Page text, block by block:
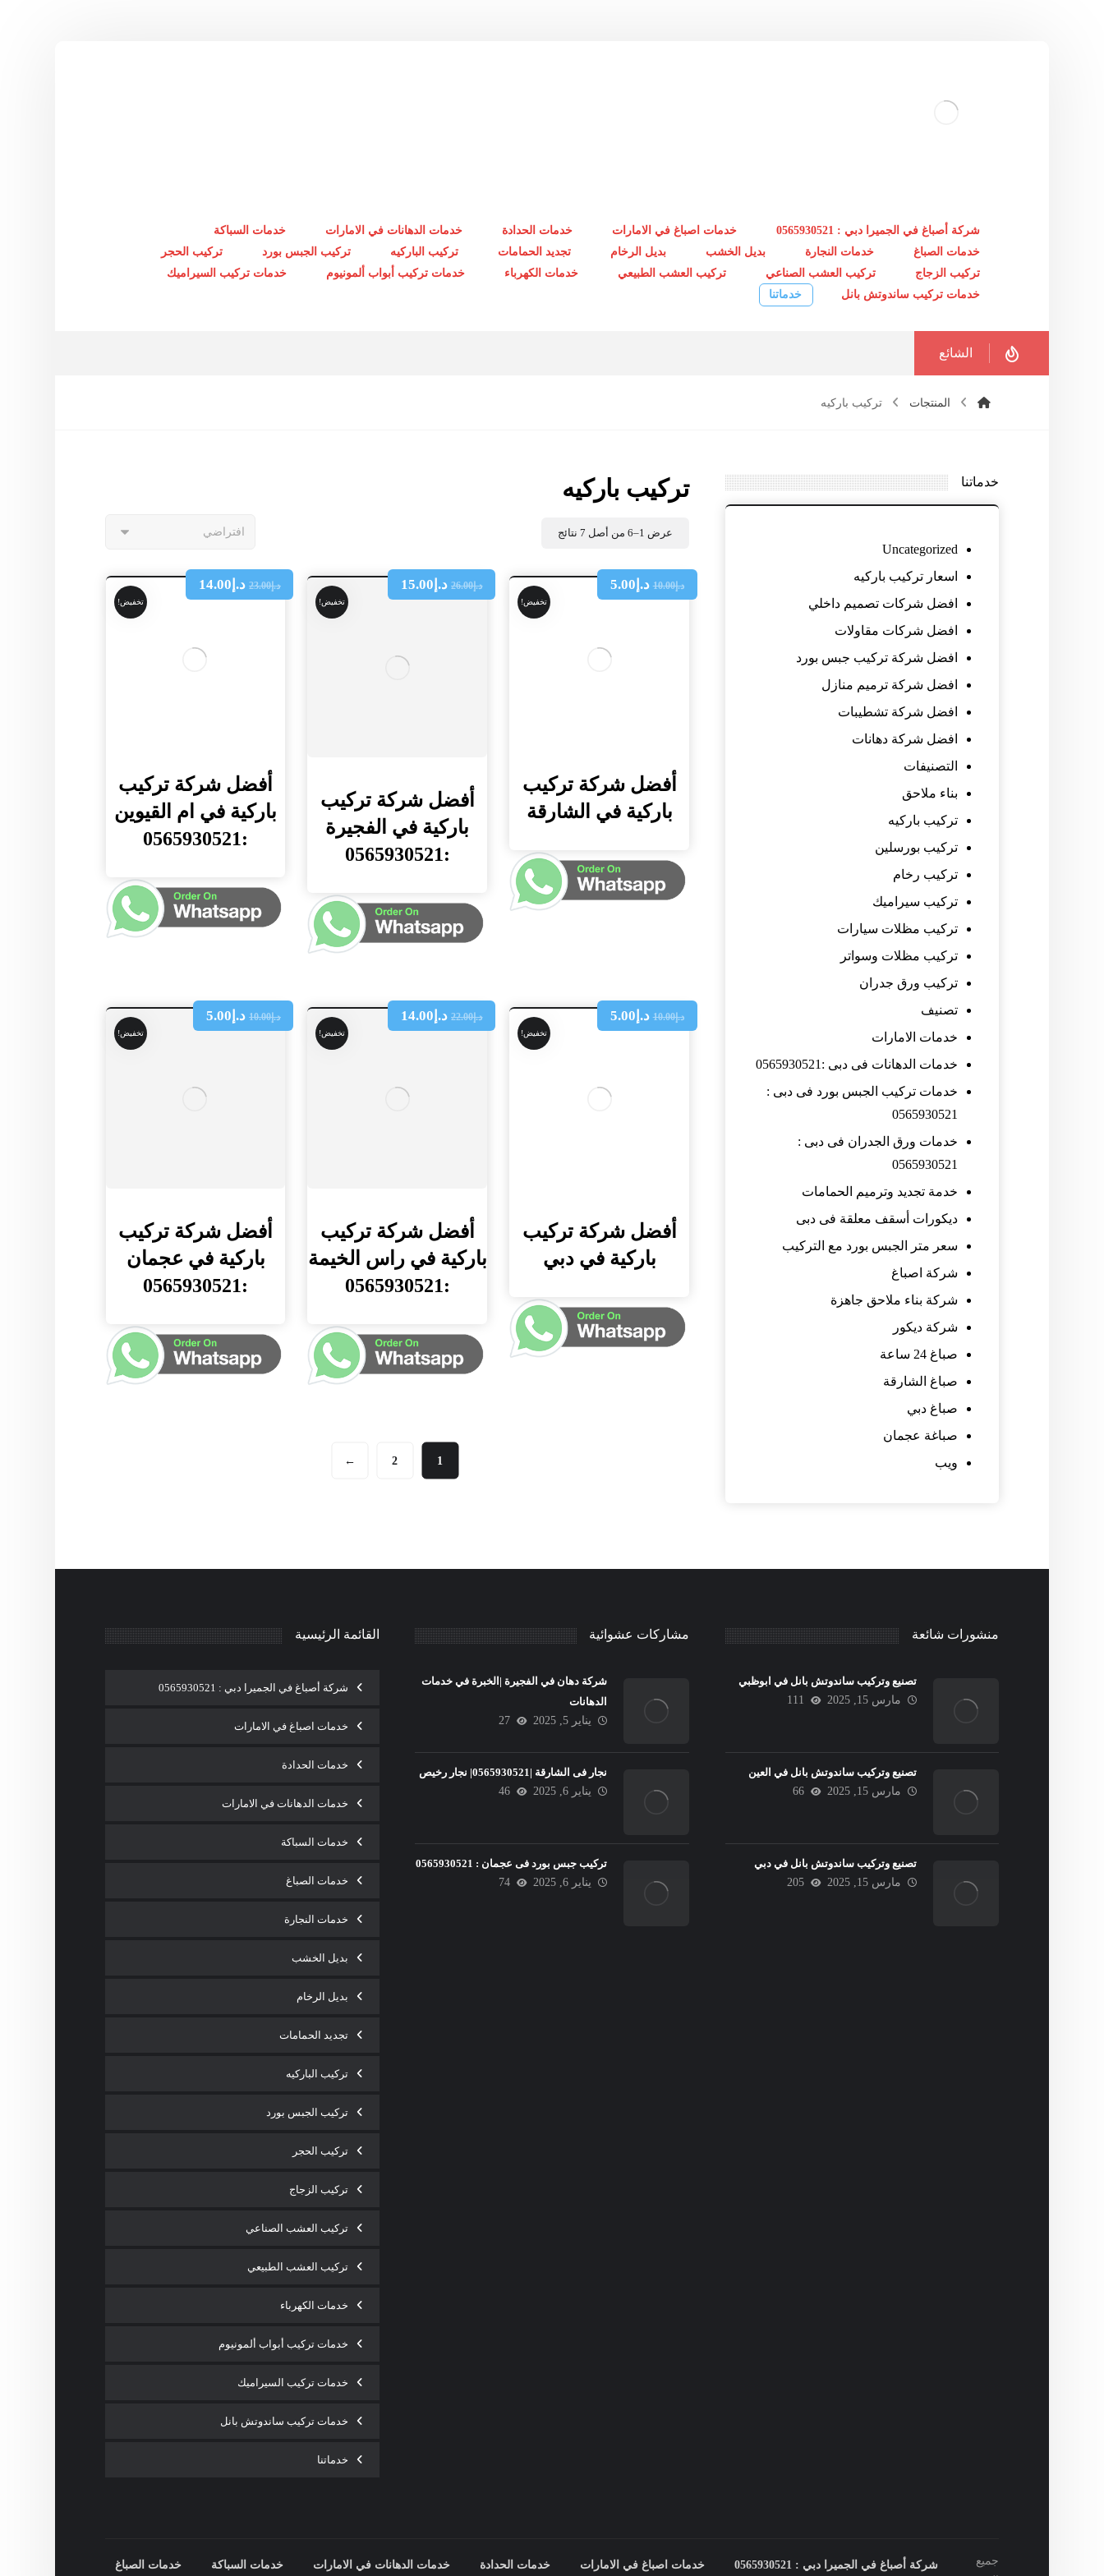
شركة أصباغ في الجميرا دبي : 0565930521 خدمات اصباغ في الامارات خدمات الحدادة خدمات الدهانات في الامارات
خدمات السباكة
خدمات الصباغ
خدمات النجارة بديل الخشب بديل الرخام تجديد الحمامات تركيب الباركيه تركيب الجبس بورد
تركيب الحجر
تركيب الزجاج
تركيب العشب الصناعي تركيب العشب الطبيعي خدمات الكهرباء خدمات تركيب أبواب ألمونيوم
خدمات تركيب السيراميك
خدمات تركيب ساندوتش بانل
خدماتنا
الشائع
المنتجات تركيب باركيه
تركيب باركيه
عرض 1–6 من أصل 7 نتائج
تخفيض!
أفضل شركة تركيب
باركية في الشارقة
د.إ10.00 د.إ 5.00
تخفيض!
أفضل شركة تركيب
باركية في الفجيرة
:0565930521
د.إ26.00 د.إ 15.00
تخفيض!
أفضل شركة تركيب
باركية في ام القيوين
:0565930521
د.إ23.00 د.إ 14.00
تخفيض!
أفضل شركة تركيب
باركية في دبي
د.إ10.00 د.إ 5.00
تخفيض!
أفضل شركة تركيب
باركية في راس الخيمة
:0565930521
د.إ22.00 د.إ 14.00
تخفيض!
أفضل شركة تركيب
باركية في عجمان
:0565930521
د.إ10.00 د.إ 5.00
1
2
←
خدماتنا
Uncategorized
اسعار تركيب باركيه
افضل شركات تصميم داخلي
افضل شركات مقاولات
افضل شركة تركيب جبس بورد
افضل شركة ترميم منازل
افضل شركة تشطيبات
افضل شركة دهانات
التصنيفات
بناء ملاحق
تركيب باركيه
تركيب بورسلين
تركيب رخام
تركيب سيراميك
تركيب مظلات سيارات
تركيب مظلات وسواتر
تركيب ورق جدران
تصنيف
خدمات الامارات
خدمات الدهانات فى دبى :0565930521
خدمات تركيب الجبس بورد فى دبى :
0565930521
خدمات ورق الجدران فى دبى :
0565930521
خدمة تجديد وترميم الحمامات
ديكورات أسقف معلقة فى دبى
سعر متر الجبس بورد مع التركيب
شركة اصباغ
شركة بناء ملاحق جاهزة
شركة ديكور
صباغ 24 ساعة
صباغ الشارقة
صباغ دبي
صباغة عجمان
ويب
منشورات شائعة
تصنيع وتركيب ساندوتش بانل في ابوظبي
مارس 15, 2025
111
تصنيع وتركيب ساندوتش بانل في العين
مارس 15, 2025
66
تصنيع وتركيب ساندوتش بانل في دبي
مارس 15, 2025
205
مشاركات عشوائية
شركة دهان في الفجيرة |الخبرة في خدمات
الدهانات
يناير 5, 2025
27
نجار فى الشارقة |0565930521| نجار رخيص
يناير 6, 2025
46
تركيب جبس بورد فى عجمان : 0565930521
يناير 6, 2025
74
القائمة الرئيسية
شركة أصباغ في الجميرا دبي : 0565930521
خدمات اصباغ في الامارات
خدمات الحدادة
خدمات الدهانات في الامارات
خدمات السباكة
خدمات الصباغ
خدمات النجارة
بديل الخشب
بديل الرخام
تجديد الحمامات
تركيب الباركيه
تركيب الجبس بورد
تركيب الحجر
تركيب الزجاج
تركيب العشب الصناعي
تركيب العشب الطبيعي
خدمات الكهرباء
خدمات تركيب أبواب ألمونيوم
خدمات تركيب السيراميك
خدمات تركيب ساندوتش بانل
خدماتنا
جميع
شركة أصباغ في الجميرا دبي : 0565930521 خدمات اصباغ في الامارات خدمات الحدادة خدمات الدهانات في الامارات خدمات السباكة خدمات الصباغ